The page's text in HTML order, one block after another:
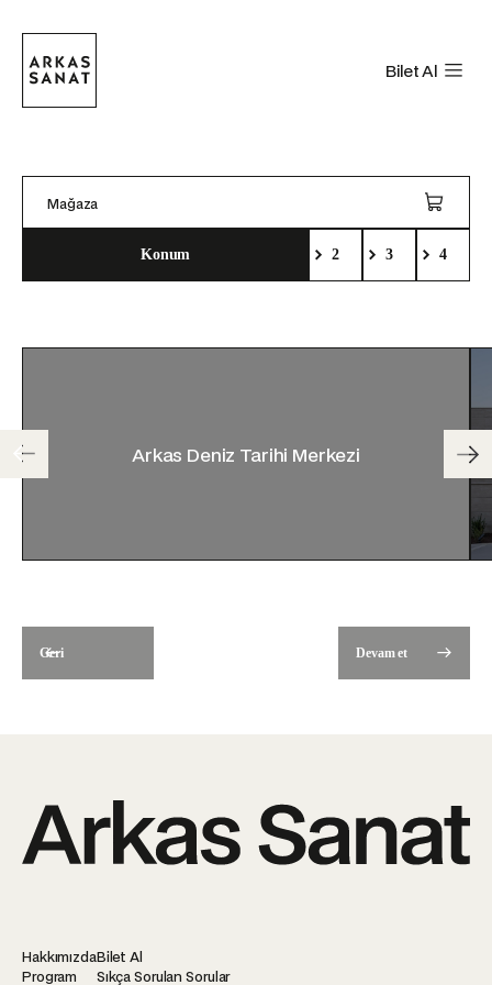
Bilet Al
Mağaza
Konum 2 3 4
Arkas Deniz Tarihi Merkezi
Geri Devam et
Hakkımızda
Program
Bilet Al
Sıkça Sorulan Sorular